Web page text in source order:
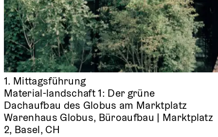
1. Mittagsführung
Material-landschaft 1: Der grüne
Dachaufbau des Globus am Marktplatz
Warenhaus Globus, Büroaufbau | Marktplatz
2, Basel, CH